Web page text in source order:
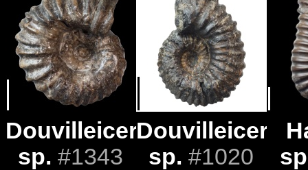
Douvilleiceras
sp. #1343
Douvilleiceras
sp. #1020